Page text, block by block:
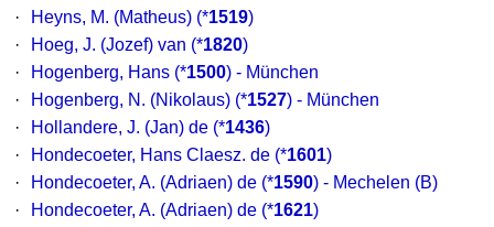
·
Heyns, M. (Matheus) (*1519)
·
Hoeg, J. (Jozef) van (*1820)
·
Hogenberg, Hans (*1500) - München
·
Hogenberg, N. (Nikolaus) (*1527) - München
·
Hollandere, J. (Jan) de (*1436)
·
Hondecoeter, Hans Claesz. de (*1601)
·
Hondecoeter, A. (Adriaen) de (*1590) - Mechelen (B)
·
Hondecoeter, A. (Adriaen) de (*1621)